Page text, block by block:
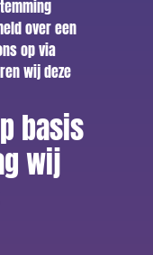
over een
op via
wij deze
basis
wij